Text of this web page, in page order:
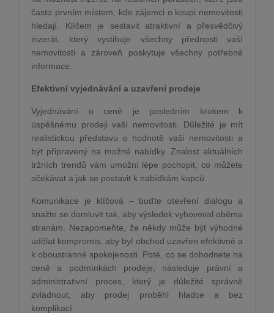
často prvním místem, kde zájemci o koupi nemovitosti
hledají. Klíčem je sestavit atraktivní a přesvědčivý
inzerát, který vystihuje všechny přednosti vaší
nemovitosti a zároveň poskytuje všechny potřebné
informace.
Efektivní vyjednávání a uzavření prodeje
Vyjednávání o ceně je posledním krokem k
úspěšnému prodeji vaší nemovitosti. Důležité je mít
realistickou představu o hodnotě vaší nemovitosti a
být připravený na možné nabídky. Znalost aktuálních
tržních trendů vám umožní lépe pochopit, co můžete
očekávat a jak se postavit k nabídkám kupců.
Komunikace je klíčová – buďte otevření dialogu a
snažte se domluvit tak, aby výsledek vyhovoval oběma
stranám. Nezapomeňte, že někdy může být výhodné
udělat kompromis, aby byl obchod uzavřen efektivně a
k oboustranné spokojenosti. Poté, co se dohodnete na
ceně a podmínkách prodeje, následuje právní a
administrativní proces, který je důležité správně
zvládnout, aby prodej proběhl hladce a bez
komplikací.